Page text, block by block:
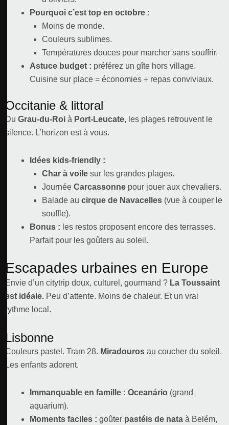
Pourquoi c’est top en octobre :
Moins de monde.
Couleurs sublimes.
Températures douces pour marcher sans souffrir.
Astuce budget : préférez un gîte hors village.
Cuisine sur place = économies + repas conviviaux.
Occitanie & littoral
Du Grau-du-Roi à Port-Leucate, les plages retrouvent le
silence. L’horizon est à vous.
Idées kids-friendly :
Char à voile sur les grandes plages.
Journée Carcassonne pour jouer aux chevaliers.
Balade au cirque de Navacelles (vue à couper le
souffle).
Bonus : les restos proposent encore des terrasses.
Parfait pour les goûters au soleil.
Escapades urbaines en Europe
Envie d’un citytrip doux, culturel, gourmand ? La Toussaint
est idéale. Peu d’attente. Moins de chaleur. Et un vrai
rythme local.
Lisbonne
Couleurs pastel. Tram 28. Miradouros au coucher du soleil.
Les enfants adorent.
Immanquable en famille : Oceanário (grand
aquarium).
Moments faciles : goûter pastéis de nata à Belém,